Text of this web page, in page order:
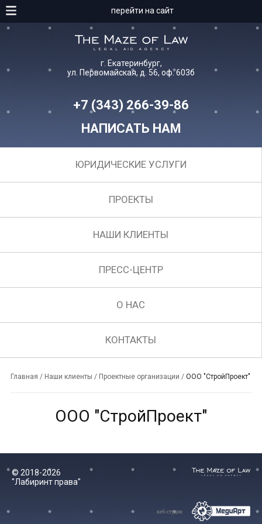
перейти на сайт
г. Екатеринбург,
ул. Первомайская, д. 56, оф. 603б
+7 (343) 266-39-86
НАПИСАТЬ НАМ
ЮРИДИЧЕСКИЕ УСЛУГИ
ПРОЕКТЫ
НАШИ КЛИЕНТЫ
ПРЕСС-ЦЕНТР
О НАС
КОНТАКТЫ
Главная / Наши клиенты / Проектные организации / ООО "СтройПроект"
ООО "СтройПроект"
© 2018-2026
"Лабиринт права"
веб-студия